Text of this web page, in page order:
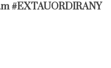
#EXTAUORDIRANY